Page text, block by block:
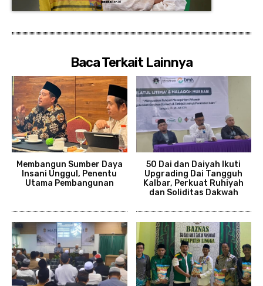
Baca Terkait Lainnya
Membangun Sumber Daya
Insani Unggul, Penentu
Utama Pembangunan
50 Dai dan Daiyah Ikuti
Upgrading Dai Tangguh
Kalbar, Perkuat Ruhiyah
dan Soliditas Dakwah